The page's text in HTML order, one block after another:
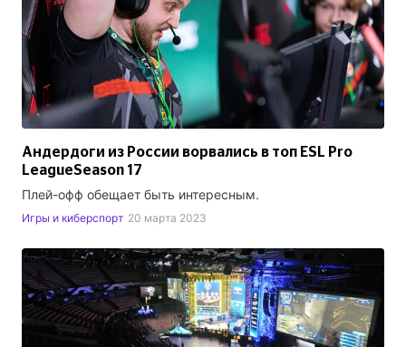
Андердоги из России ворвались в топ ESL Pro
LeagueSeason 17
Плей-офф обещает быть интересным.
Игры и киберспорт 20 марта 2023